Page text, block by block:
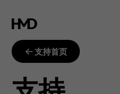
What
repair
kits
支持首页